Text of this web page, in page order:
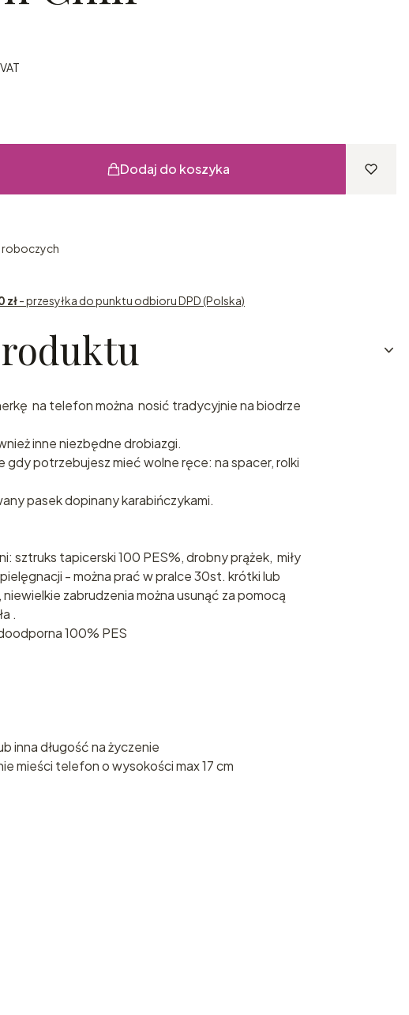
Dodaj do koszyka
roboczych
zł- przesyłka do punktu odbioru DPD (Polska)
na telefon można nosić tradycyjnie na biodrze
inne niezbędne drobiazgi.
gdy potrzebujesz mieć wolne ręce: na spacer, rolki
pasek dopinany karabińczykami.
sztruks tapicerski 100 PES%, drobny prążek, miły
- można prać w pralce 30st. krótki lub
zabrudzenia można usunąć za pomocą
.
100% PES
inna długość na życzenie
mieści telefon o wysokości max 17 cm